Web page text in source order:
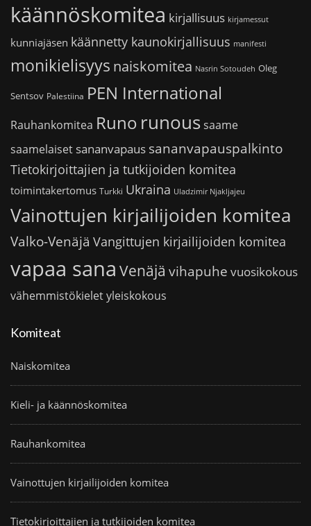
käännöskomitea kirjallisuus kirjamessut
kunniajäsen käännetty kaunokirjallisuus manifesti
monikielisyys naiskomitea Nasrin Sotoudeh Oleg
Sentsov Palestiina PEN International
Rauhankomitea Runo runoussaame
saamelaiset sananvapaus sananvapauspalkinto
Tietokirjoittajien ja tutkijoiden komitea
toimintakertomus Turkki Ukraina Uladzimir Njakljajeu
Vainottujen kirjailijoiden komitea
Valko-Venäjä Vangittujen kirjailijoiden komitea
vapaa sana Venäjä vihapuhe vuosikokous
vähemmistökieletyleiskokous
Komiteat
Naiskomitea
Kieli- ja käännöskomitea
Rauhankomitea
Vainottujen kirjailijoiden komitea
Tietokirjoittajien ja tutkijoiden komitea